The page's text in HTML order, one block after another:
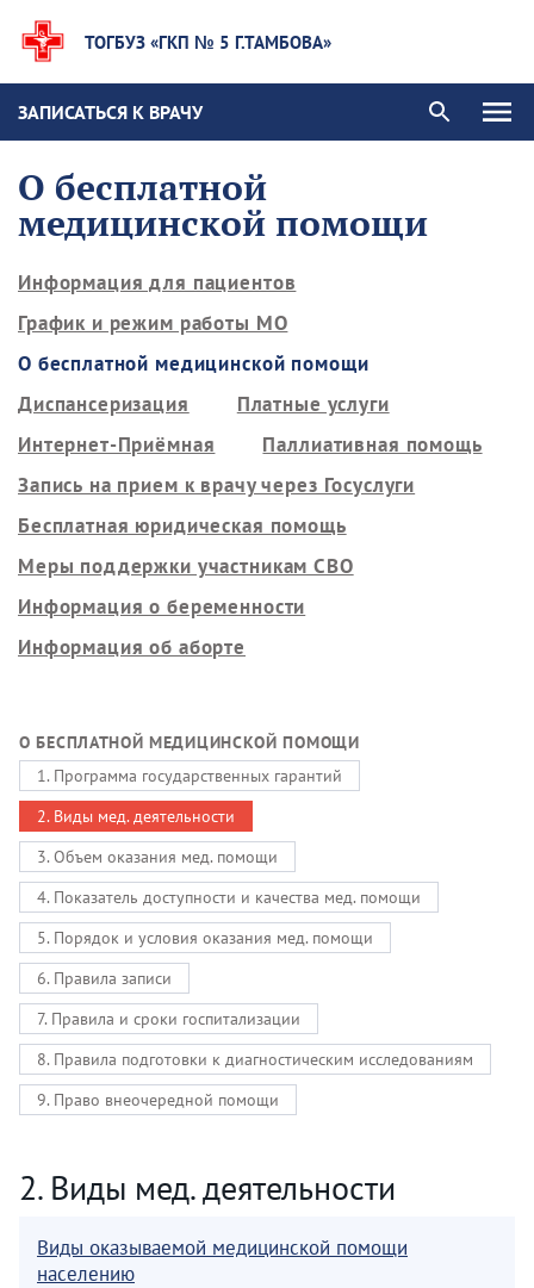
ТОГБУЗ «ГКП № 5 Г.ТАМБОВА»
ЗАПИСАТЬСЯ К ВРАЧУ
О бесплатной
медицинской помощи
Информация для пациентов
График и режим работы МО
О бесплатной медицинской помощи
Диспансеризация
Платные услуги
Интернет-Приёмная
Паллиативная помощь
Запись на прием к врачу через Госуслуги
Бесплатная юридическая помощь
Меры поддержки участникам СВО
Информация о беременности
Информация об аборте
О БЕСПЛАТНОЙ МЕДИЦИНСКОЙ ПОМОЩИ
1. Программа государственных гарантий
2. Виды мед. деятельности
3. Объем оказания мед. помощи
4. Показатель доступности и качества мед. помощи
5. Порядок и условия оказания мед. помощи
6. Правила записи
7. Правила и сроки госпитализации
8. Правила подготовки к диагностическим исследованиям
9. Право внеочередной помощи
2. Виды мед. деятельности
Виды оказываемой медицинской помощи
населению